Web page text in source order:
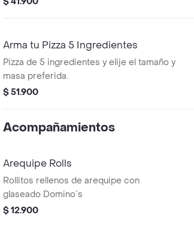
Arma tu Pizza 5 Ingredientes
Pizza de 5 ingredientes y elije el tamaño y
masa preferida.
$ 51.900
Acompañamientos
Arequipe Rolls
Rollitos rellenos de arequipe con
glaseado Domino´s
$ 12.900